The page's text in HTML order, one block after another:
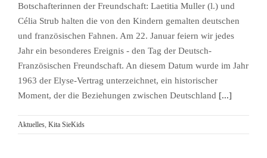
Botschafterinnen der Freundschaft: Laetitia Muller (l.) und
Célia Strub halten die von den Kindern gemalten deutschen
und französischen Fahnen. Am 22. Januar feiern wir jedes
Jahr ein besonderes Ereignis - den Tag der Deutsch-
Französischen Freundschaft. An diesem Datum wurde im Jahr
1963 der Elyse-Vertrag unterzeichnet, ein historischer
Moment, der die Beziehungen zwischen Deutschland [...]
Aktuelles, Kita SieKids